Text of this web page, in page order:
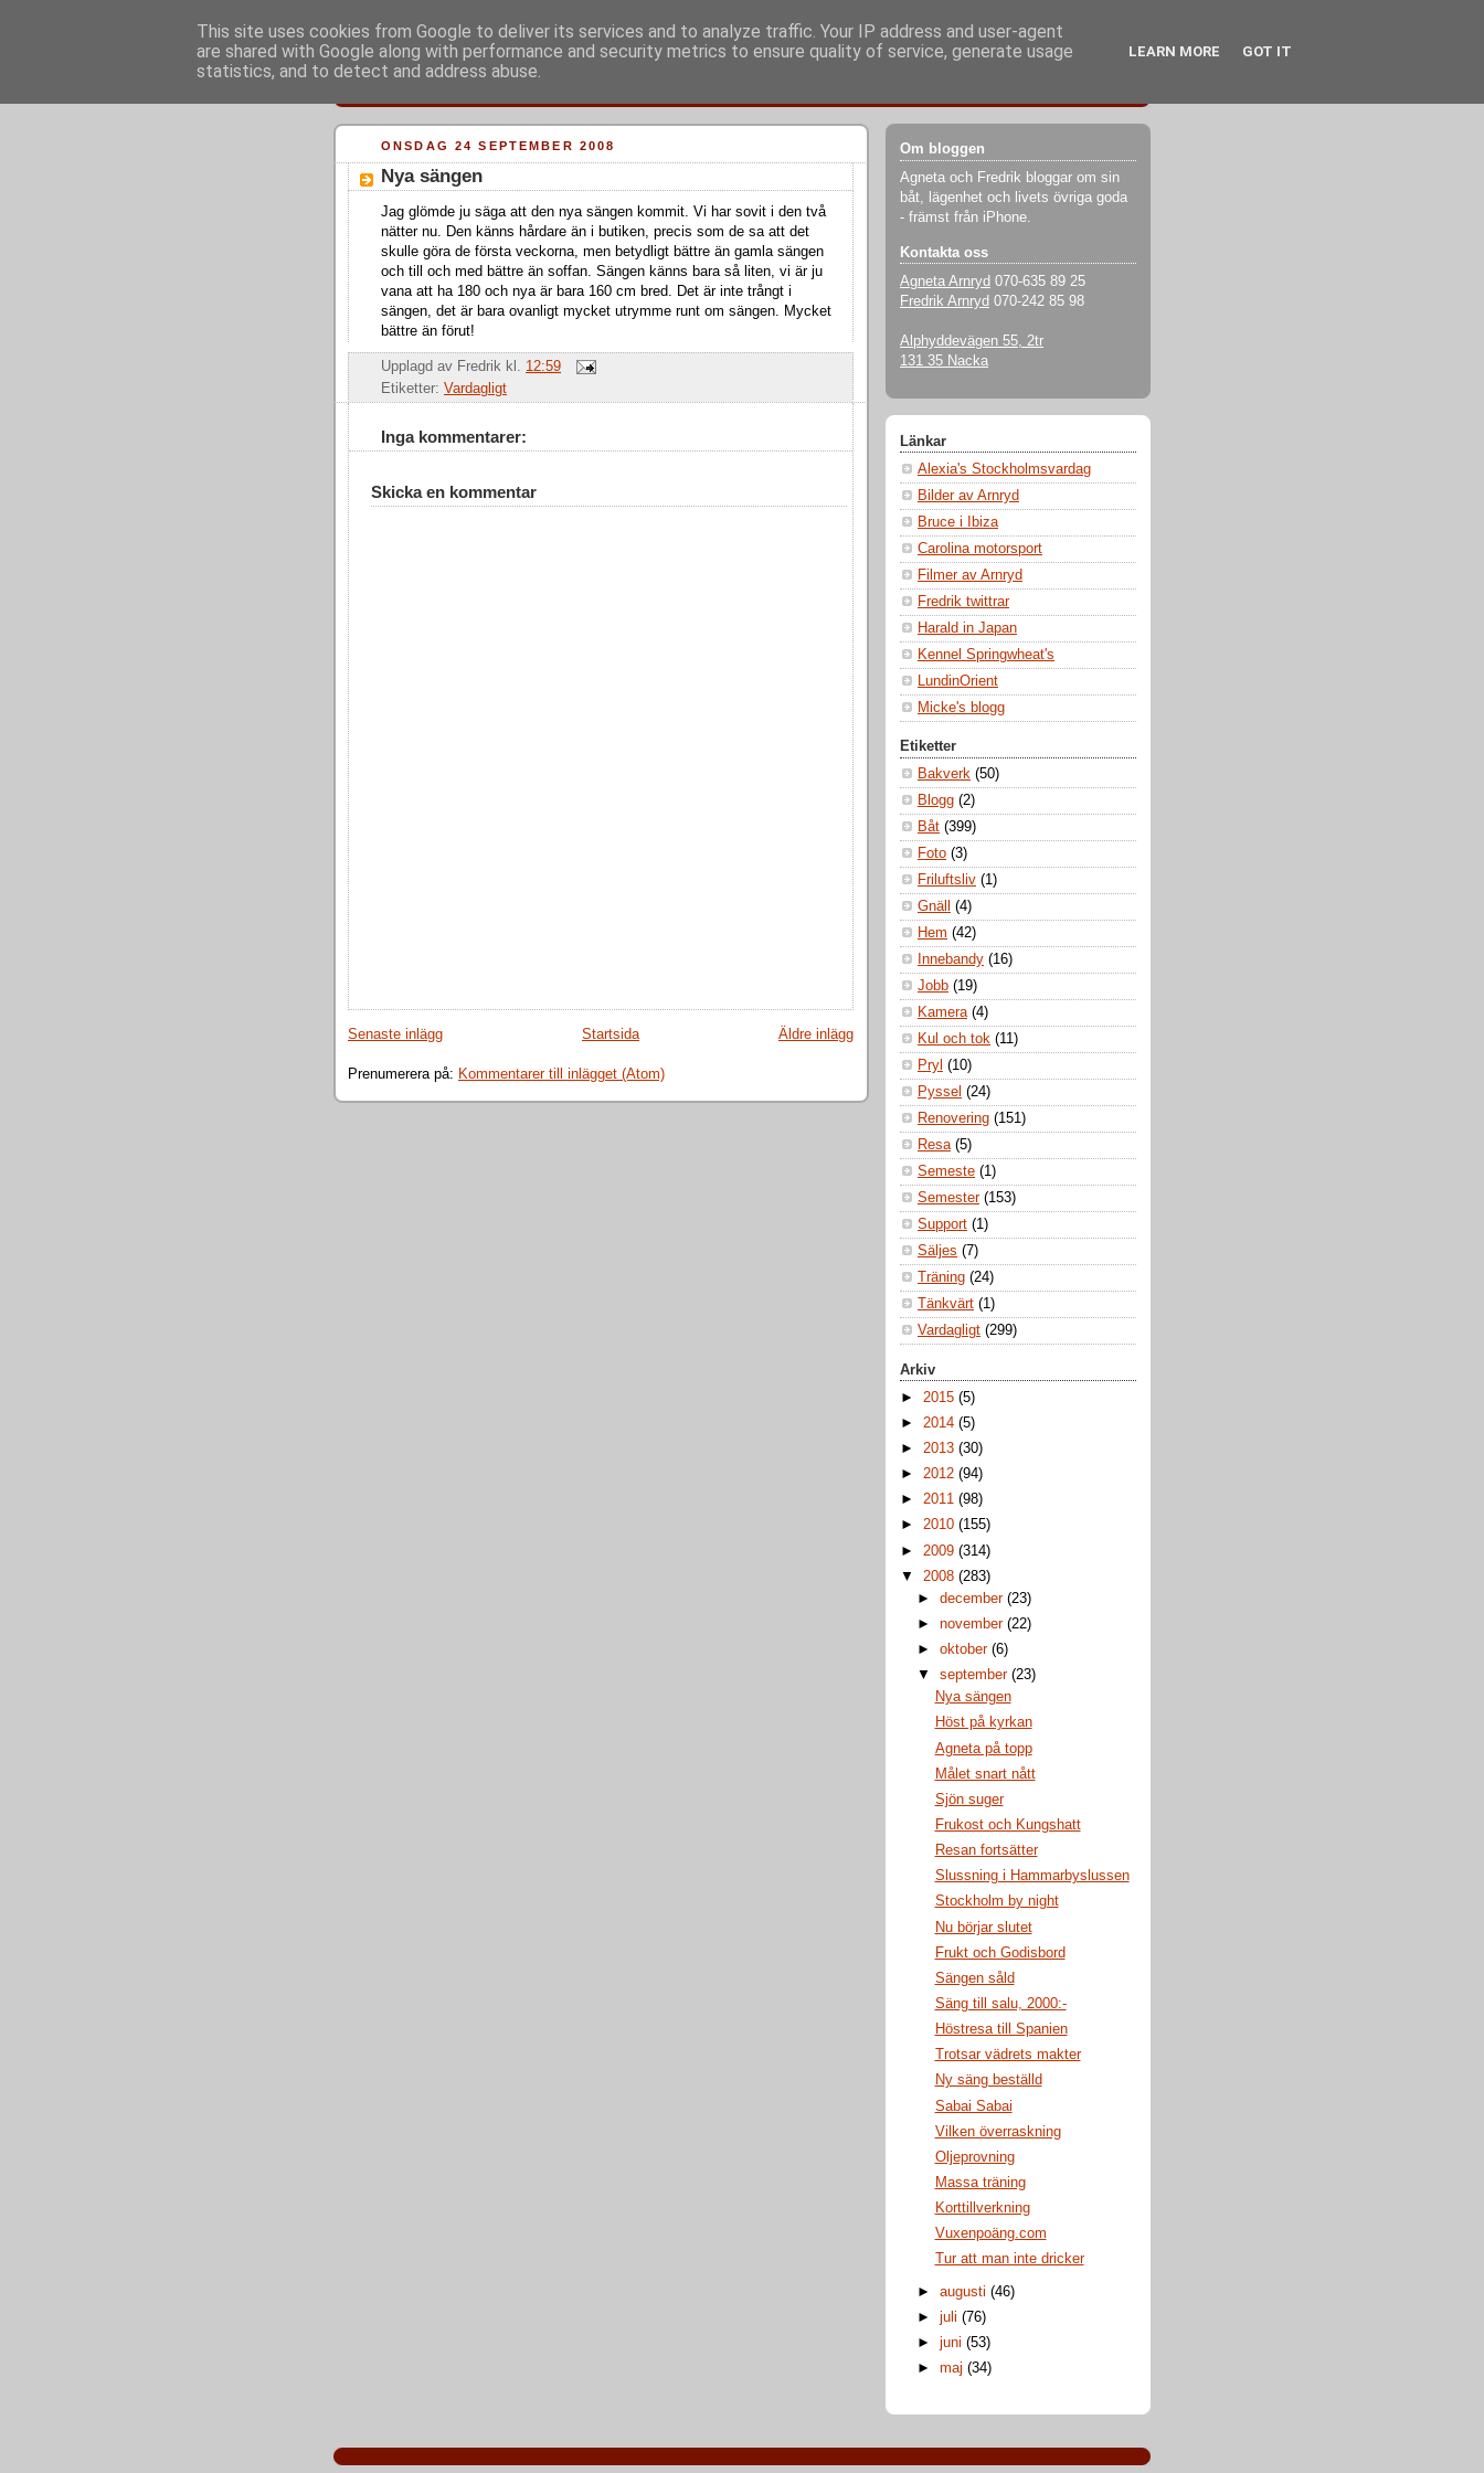
ONSDAG 24 SEPTEMBER 2008
Nya sängen
Jag glömde ju säga att den nya sängen kommit. Vi har sovit i den två
nätter nu. Den känns hårdare än i butiken, precis som de sa att det
skulle göra de första veckorna, men betydligt bättre än gamla sängen
och till och med bättre än soffan. Sängen känns bara så liten, vi är ju
vana att ha 180 och nya är bara 160 cm bred. Det är inte trångt i
sängen, det är bara ovanligt mycket utrymme runt om sängen. Mycket
bättre än förut!
Upplagd av Fredrik kl. 12:59
Etiketter: Vardagligt
Inga kommentarer:
Skicka en kommentar
Senaste inlägg Äldre inlägg
Startsida
Prenumerera på: Kommentarer till inlägget (Atom)
Om bloggen
Agneta och Fredrik bloggar om sin
båt, lägenhet och livets övriga goda
- främst från iPhone.
Kontakta oss
Agneta Arnryd 070-635 89 25
Fredrik Arnryd 070-242 85 98
Alphyddevägen 55, 2tr
131 35 Nacka
Länkar
Alexia's Stockholmsvardag
Bilder av Arnryd
Bruce i Ibiza
Carolina motorsport
Filmer av Arnryd
Fredrik twittrar
Harald in Japan
Kennel Springwheat's
LundinOrient
Micke's blogg
Etiketter
Bakverk (50)
Blogg (2)
Båt (399)
Foto (3)
Friluftsliv (1)
Gnäll
(4)
Hem (42)
Innebandy (16)
Jobb (19)
Kamera (4)
Kul och tok (11)
Pryl (10)
Pyssel (24)
Renovering (151)
Resa (5)
Semeste (1)
Semester (153)
Support (1)
Säljes (7)
Träning (24)
Tänkvärt (1)
Vardagligt (299)
Arkiv
► 2015 (5)
► 2014 (5)
► 2013 (30)
► 2012 (94)
► 2011 (98)
► 2010 (155)
► 2009 (314)
▼ 2008 (283)
►december(23)
►november(22)
►oktober(6)
▼september(23)
Nya sängen
Höst på kyrkan
Agneta på topp
Målet snart nått
Sjön suger
Frukost och Kungshatt
Resan fortsätter
Slussning i Hammarbyslussen
Stockholm by night
Nu börjar slutet
Frukt och Godisbord
Sängen såld
Säng till salu, 2000:-
Höstresa till Spanien
Trotsar vädrets makter
Ny säng beställd
Sabai Sabai
Vilken överraskning
Oljeprovning
Massa träning
Korttillverkning
Vuxenpoäng.com
Tur att man inte dricker
►augusti(46)
►juli(76)
►juni(53)
►maj(34)
This site uses cookies from Google to deliver its services and to analyze traffic. Your IP address and user-agent
are shared with Google along with performance and security metrics to ensure quality of service, generate usage
statistics, and to detect and address abuse.
LEARN MORE GOT IT